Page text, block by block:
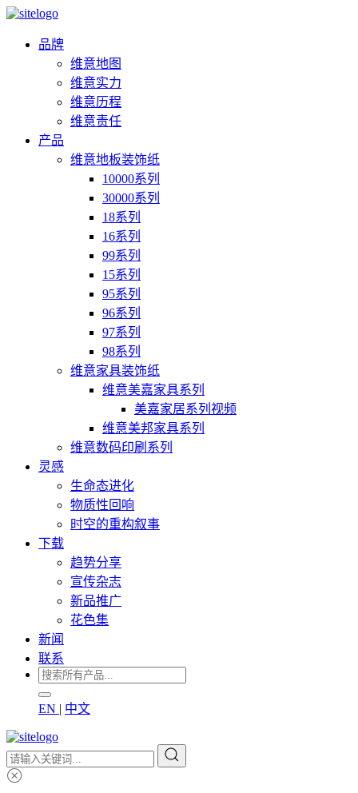
品牌
维意地图
维意实力
维意历程
维意责任
产品
维意地板装饰纸
10000系列
30000系列
18系列
16系列
99系列
15系列
95系列
96系列
97系列
98系列
维意家具装饰纸
维意美嘉家具系列
美嘉家居系列视频
维意美邦家具系列
维意数码印刷系列
灵感
生命态进化
物质性回响
时空的重构叙事
下载
趋势分享
宣传杂志
新品推广
花色集
新闻
联系
EN | 中文